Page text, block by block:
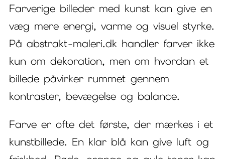
Farverige billeder med kunst kan give en
væg mere energi, varme og visuel styrke.
På abstrakt-maleri.dk handler farver ikke
kun om dekoration, men om hvordan et
billede påvirker rummet gennem
kontraster, bevægelse og balance.
Farve er ofte det første, der mærkes i et
kunstbillede. En klar blå kan give luft og